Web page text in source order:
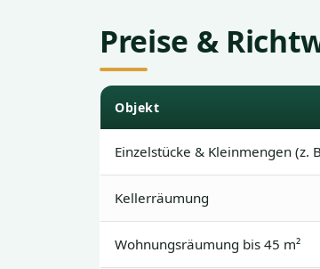
Preise &
Objekt
Einzelstücke & Kleinmengen (z.
Kellerräumung
Wohnungsräumung bis 45 m²